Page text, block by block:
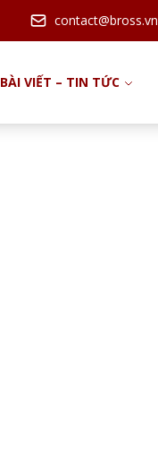
contact@bross.vn
BÀI VIẾT – TIN TỨC